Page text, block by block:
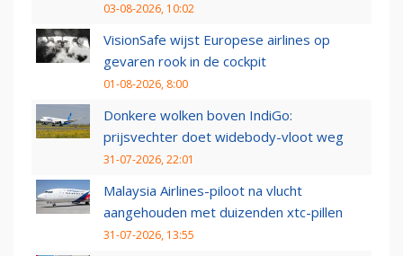
03-08-2026, 10:02
VisionSafe wijst Europese airlines op
gevaren rook in de cockpit
01-08-2026, 8:00
Donkere wolken boven IndiGo:
prijsvechter doet widebody-vloot weg
31-07-2026, 22:01
Malaysia Airlines-piloot na vlucht
aangehouden met duizenden xtc-pillen
31-07-2026, 13:55